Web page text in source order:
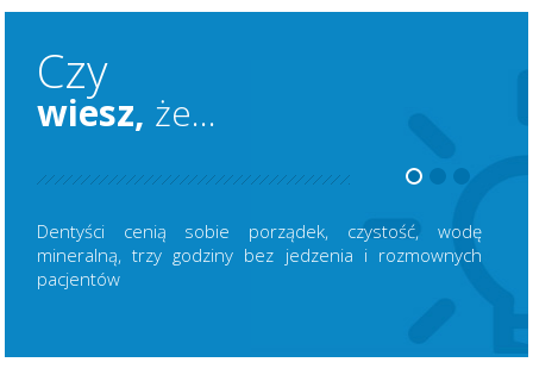
Czy
wiesz, że...
Dentyści cenią sobie porządek, czystość, wodę
mineralną, trzy godziny bez jedzenia i rozmownych
pacjentów